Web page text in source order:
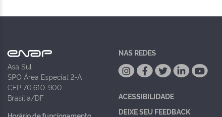
Asa Sul
SPO Área Especial 2-A
CEP 70.610-900
Brasília/DF
NAS REDES
ACESSIBILIDADE
DEIXE SEU FEEDBACK